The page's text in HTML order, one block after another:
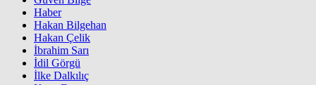
Haber
Hakan Bilgehan
Hakan Çelik
İbrahim Sarı
İdil Görgü
İlke Dalkılıç